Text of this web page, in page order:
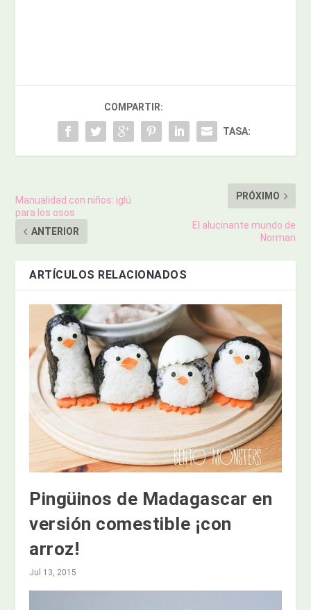
COMPARTIR:
TASA:
Manualidad con niños: iglú
para los osos
ANTERIOR
PRÓXIMO
El alucinante mundo de
Norman
ARTÍCULOS RELACIONADOS
Pingüinos de Madagascar en
versión comestible ¡con
arroz!
Jul 13, 2015